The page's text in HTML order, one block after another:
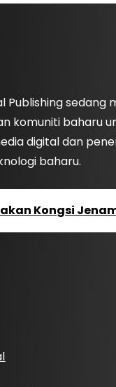
Publishing sedang
komuniti baharu
digital dan
baharu.
Kongsi